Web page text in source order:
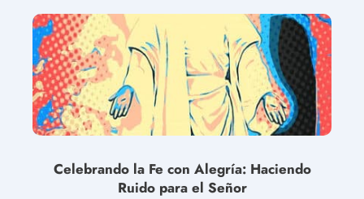
Celebrando la Fe con Alegría: Haciendo
Ruido para el Señor